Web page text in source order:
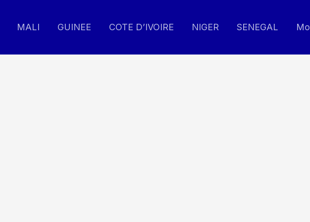
MALI GUINEE COTE D’IVOIRE NIGER SENEGAL